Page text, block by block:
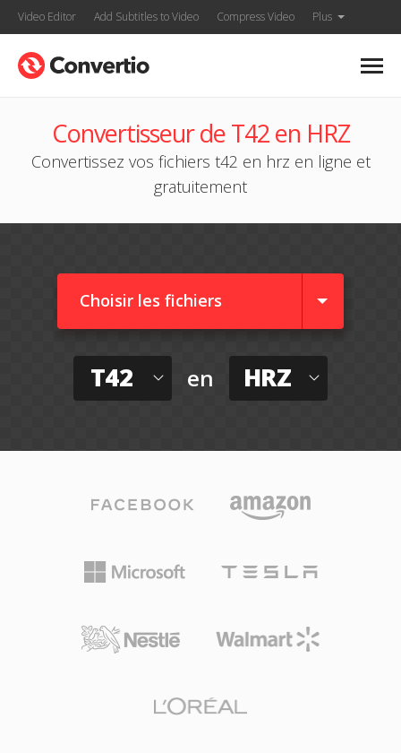
Video Editor Add Subtitles to Video Compress Video Plus
Convertisseur de T42 en HRZ
Convertissez vos fichiers t42 en hrz en ligne et
gratuitement
Choisir les fichiers
T42 en HRZ